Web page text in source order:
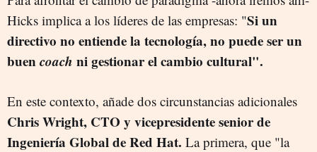
Hicks implica a los líderes de las empresas: "Si un
directivo no entiende la tecnología, no puede ser un
buencoach ni gestionar el cambio cultural".
En este contexto, añade dos circunstancias adicionales
Chris Wright, CTO y vicepresidente senior de
Ingeniería Global de Red Hat. La primera, que "la